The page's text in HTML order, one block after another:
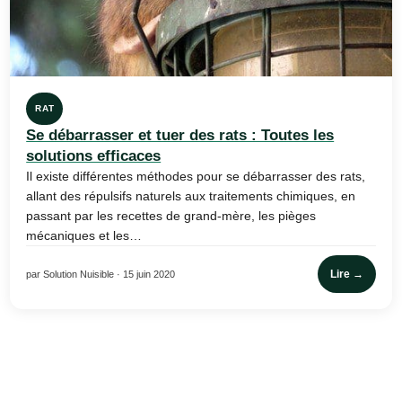
RAT
Se débarrasser et tuer des rats : Toutes les
solutions efficaces
Il existe différentes méthodes pour se débarrasser des rats,
allant des répulsifs naturels aux traitements chimiques, en
passant par les recettes de grand-mère, les pièges
mécaniques et les…
par Solution Nuisible · 15 juin 2020 Lire →